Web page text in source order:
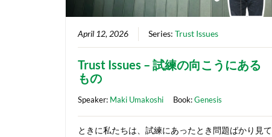
April 12, 2026 Series:Trust Issues
Trust Issues – 試練の向こうにある
もの
Speaker: Maki Umakoshi Book:Genesis
ときに私たちは、試練にあったとき問題ばかり見て